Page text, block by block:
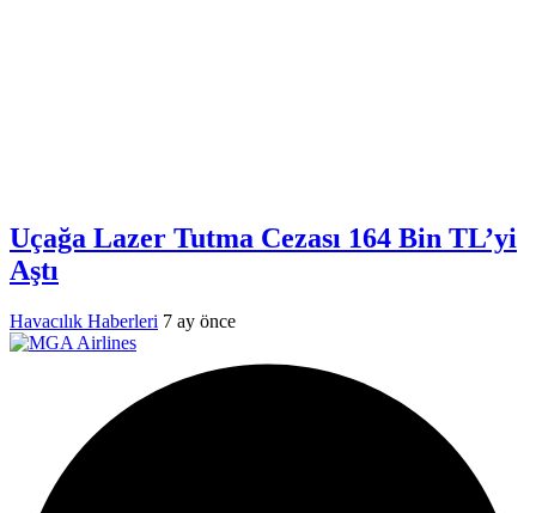
Uçağa Lazer Tutma Cezası 164 Bin TL’yi
Aştı
Havacılık Haberleri 7 ay önce